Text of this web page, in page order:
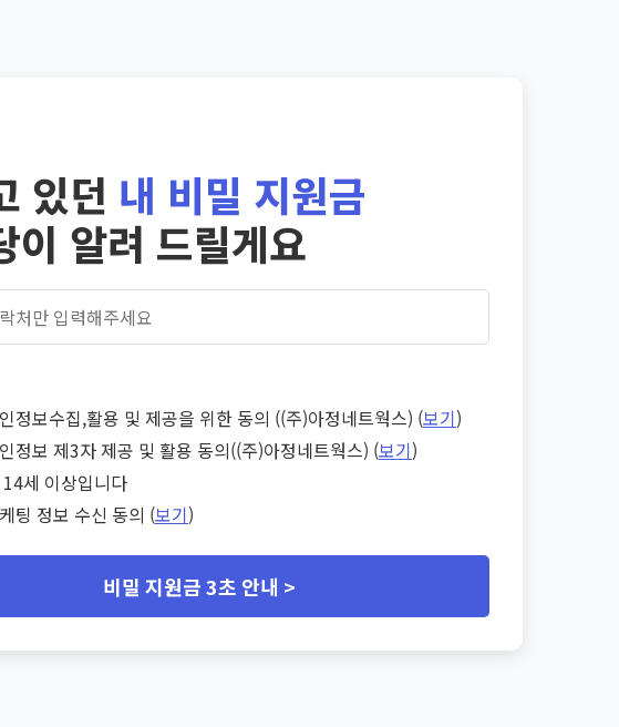
있던 내 비밀 지원금
이 알려 드릴게요
정보수집,활용 및 제공을 위한 동의 ((주)아정네트웍스) (보기)
정보 제3자 제공 및 활용 동의((주)아정네트웍스) (보기)
세 이상입니다
팅 정보 수신 동의 (보기)
비밀 지원금 3초 안내 >